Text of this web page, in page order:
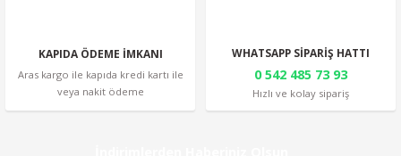
KAPIDA ÖDEME İMKANI
Aras kargo ile kapıda kredi kartı ile
veya nakit ödeme
WHATSAPP SİPARİŞ HATTI
0 542 485 73 93
Hızlı ve kolay sipariş